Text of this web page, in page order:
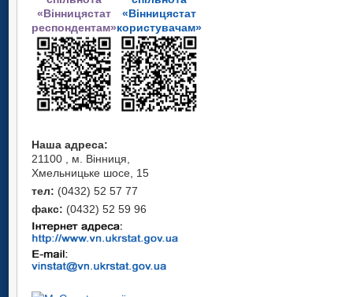
«Вінницястат
респондентам»
«Вінницястат
користувачам»
Наша адреса:
21100 , м. Вінниця,
Хмельницьке шосе, 15
тел: (0432) 52 57 77
факс: (0432) 52 59 96